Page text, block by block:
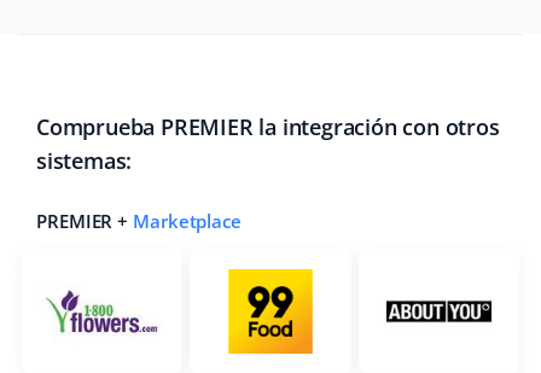
Comprueba PREMIER la integración con otros
sistemas:
PREMIER + Marketplace